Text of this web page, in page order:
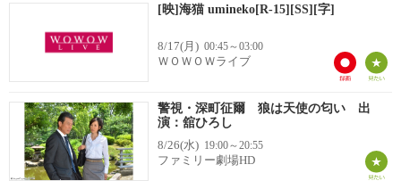
[映]海猫 umineko[R-15][SS][字]
8/17(月) 00:45～03:00
ＷＯＷＯＷライブ
警視・深町征爾 狼は天使の匂い 出
演：舘ひろし
8/26(水) 19:00～20:55
ファミリー劇場HD